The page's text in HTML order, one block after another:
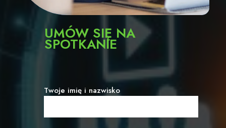
UMÓW SIĘ NA
SPOTKANIE
Twoje imię i nazwisko